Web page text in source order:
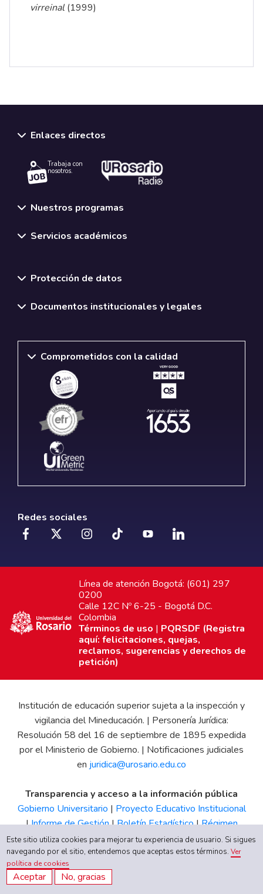
virreinal(1999)
Enlaces directos
Trabaja con
nosotros.
Nuestros programas
Servicios académicos
Protección de datos
Documentos institucionales y legales
Comprometidos con la calidad
Redes sociales
Línea de atención Bogotá: (601) 297
0200
Calle 12C Nº 6-25 - Bogotá D.C.
Colombia
Términos de uso | PQRSDF (Registra
aquí: felicitaciones, quejas,
reclamos, sugerencias y derechos de
petición)
Institución de educación superior sujeta a la inspección y
vigilancia del Mineducación. | Personería Jurídica:
Resolución 58 del 16 de septiembre de 1895 expedida
por el Ministerio de Gobierno. | Notificaciones judiciales
en juridica@urosario.edu.co
Transparencia y acceso a la información pública
Gobierno Universitario | Proyecto Educativo Institucional
|Informe de Gestión|Boletín Estadístico|Régimen
Tributario|Estados Financieros |Código de Ética| Canal
de Integridad UR
Este sitio utiliza cookies para mejorar tu experiencia de usuario. Si sigues
navegando por el sitio, entendemos que aceptas estos términos.Ver
política de cookies
Aceptar No, gracias